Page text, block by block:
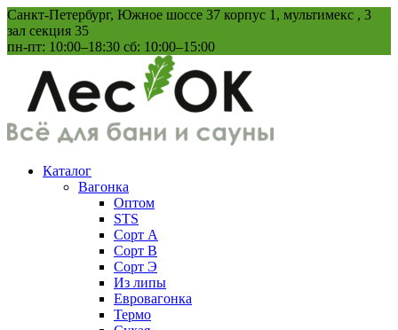
Перейти
к
содержанию
Санкт-Петербург, Южное шоссе 37 корпус 1, мультимекс , 3
зал секция 35
пн-пт: 10:00–18:30 сб: 10:00–15:00
Каталог
Вагонка
Оптом
STS
Сорт А
Сорт В
Сорт Э
Из липы
Евровагонка
Термо